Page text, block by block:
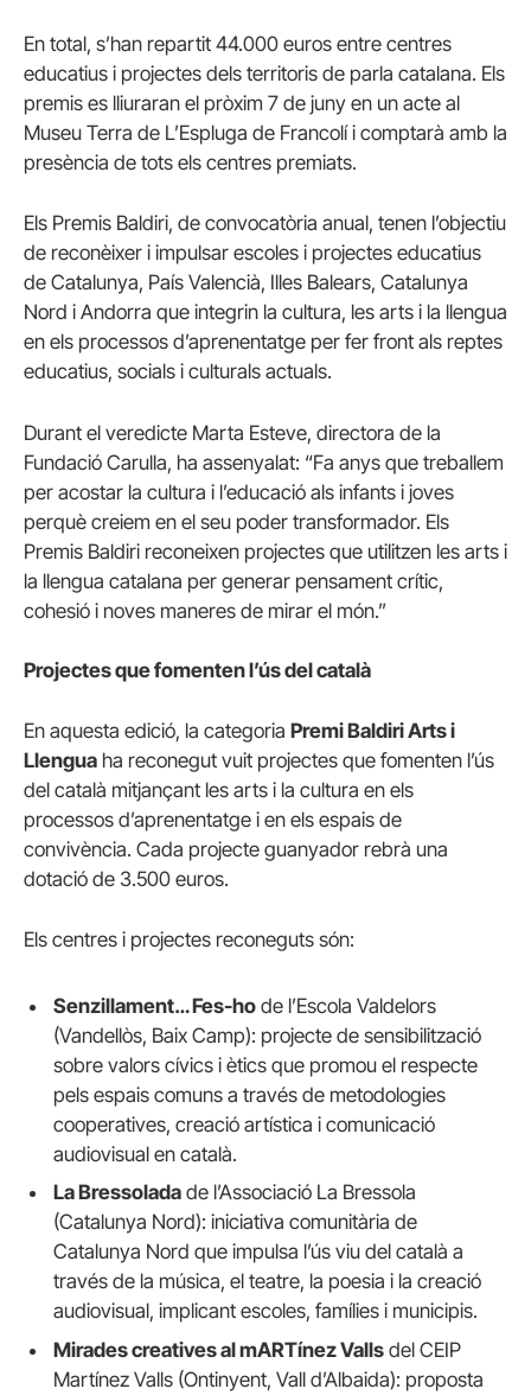
En total, s’han repartit 44.000 euros entre centres
educatius i projectes dels territoris de parla catalana. Els
premis es lliuraran el pròxim 7 de juny en un acte al
Museu Terra de L’Espluga de Francolí i comptarà amb la
presència de tots els centres premiats.
Els Premis Baldiri, de convocatòria anual, tenen l’objectiu
de reconèixer i impulsar escoles i projectes educatius
de Catalunya, País Valencià, Illes Balears, Catalunya
Nord i Andorra que integrin la cultura, les arts i la llengua
en els processos d’aprenentatge per fer front als reptes
educatius, socials i culturals actuals.
Durant el veredicte Marta Esteve, directora de la
Fundació Carulla, ha assenyalat: “Fa anys que treballem
per acostar la cultura i l’educació als infants i joves
perquè creiem en el seu poder transformador. Els
Premis Baldiri reconeixen projectes que utilitzen les arts i
la llengua catalana per generar pensament crític,
cohesió i noves maneres de mirar el món.”
Projectes que fomenten l’ús del català
En aquesta edició, la categoria Premi Baldiri Arts i
Llengua ha reconegut vuit projectes que fomenten l’ús
del català mitjançant les arts i la cultura en els
processos d’aprenentatge i en els espais de
convivència. Cada projecte guanyador rebrà una
dotació de 3.500 euros.
Els centres i projectes reconeguts són:
Senzillament… Fes-ho de l’Escola Valdelors
(Vandellòs, Baix Camp): projecte de sensibilització
sobre valors cívics i ètics que promou el respecte
pels espais comuns a través de metodologies
cooperatives, creació artística i comunicació
audiovisual en català.
La Bressolada de l’Associació La Bressola
(Catalunya Nord): iniciativa comunitària de
Catalunya Nord que impulsa l’ús viu del català a
través de la música, el teatre, la poesia i la creació
audiovisual, implicant escoles, famílies i municipis.
Mirades creatives al mARTínez Valls del CEIP
Martínez Valls (Ontinyent, Vall d’Albaida): proposta